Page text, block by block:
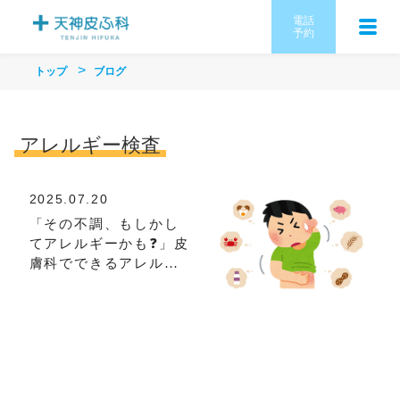
電話
予約
トップ ブログ
アレルギー検査
2025.07.20
「その不調、もしかし
てアレルギーかも❓」皮
膚科でできるアレルギ